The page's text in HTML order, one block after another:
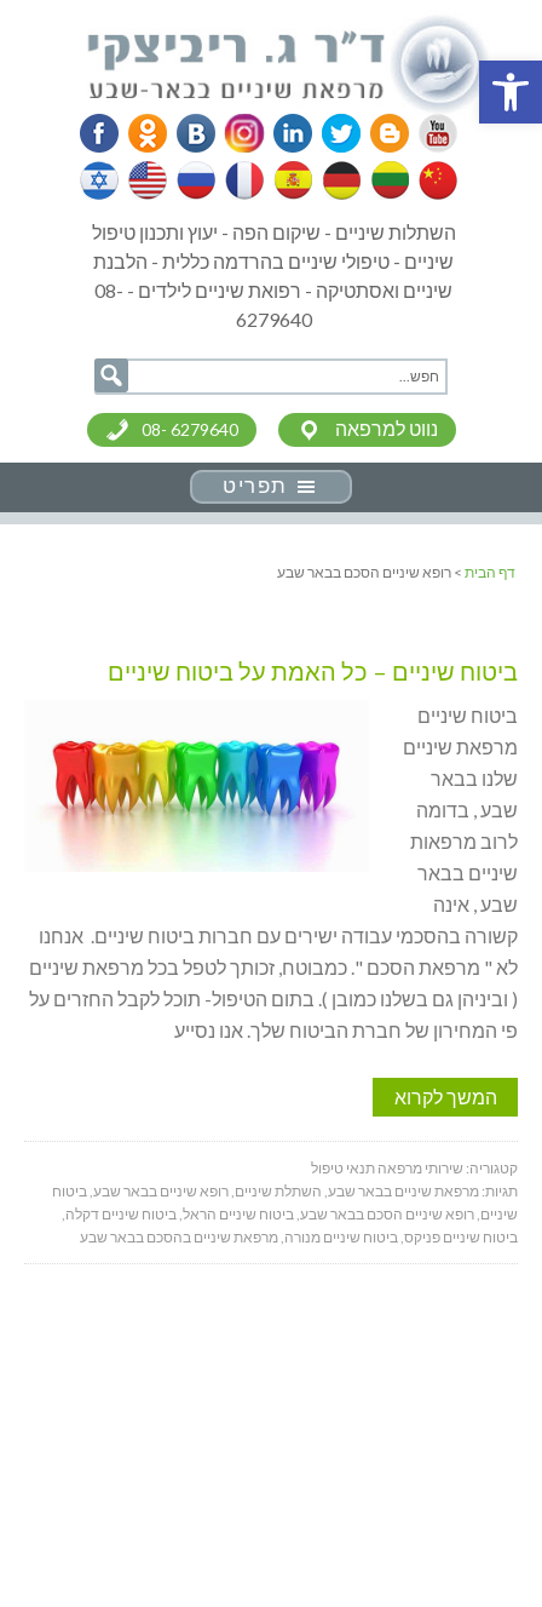
פתח סרגל נגישות
השתלות שיניים - שיקום הפה - יעוץ ותכנון טיפול
שיניים - טיפולי שיניים בהרדמה כללית - הלבנת
שיניים ואסתטיקה - רפואת שיניים לילדים - 08-
6279640
08- 6279640 נווט למרפאה
תפריט
דף הבית > רופא שיניים הסכם בבאר שבע
ביטוח שיניים – כל האמת על ביטוח שיניים
ביטוח שיניים
מרפאת שיניים
שלנו בבאר
שבע , בדומה
לרוב מרפאות
שיניים בבאר
שבע , אינה
קשורה בהסכמי עבודה ישירים עם חברות ביטוח שיניים. אנחנו
לא " מרפאת הסכם ". כמבוטח, זכותך לטפל בכל מרפאת שיניים
( וביניהן גם בשלנו כמובן ). בתום הטיפול- תוכל לקבל החזרים על
פי המחירון של חברת הביטוח שלך. אנו נסייע
המשך לקרוא
קטגוריה: שירותי מרפאה תנאי טיפול
תגיות: מרפאת שיניים בבאר שבע, השתלת שיניים,רופא שיניים בבאר שבע,ביטוח
שיניים,רופא שיניים הסכם בבאר שבע,ביטוח שיניים הראל,ביטוח שיניים דקלה,
ביטוח שיניים פניקס,ביטוח שיניים מנורה,מרפאת שיניים בהסכם בבאר שבע